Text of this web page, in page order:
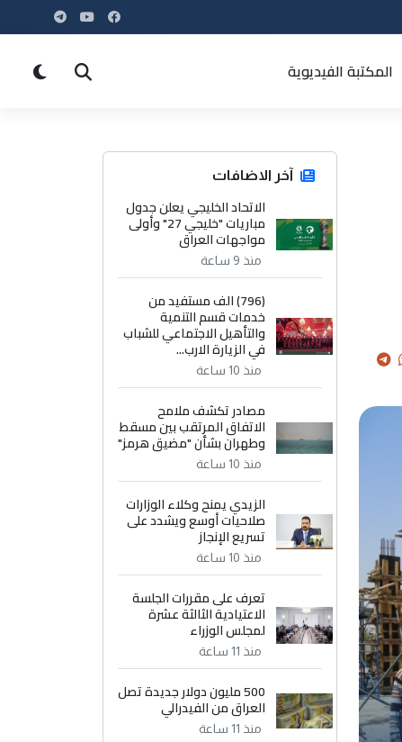
المكتبة الفيديوية
آخر الاضافات
الاتحاد الخليجي يعلن جدول
مباريات "خليجي 27" وأولى
مواجهات العراق
منذ 9 ساعة
(796) الف مستفيد من
خدمات قسم التنمية
والتأهيل الاجتماعي للشباب
في الزيارة الارب...
منذ 10 ساعة
مصادر تكشف ملامح
الاتفاق المرتقب بين مسقط
وطهران بشأن "مضيق هرمز"
منذ 10 ساعة
الزيدي يمنح وكلاء الوزارات
صلاحيات أوسع ويشدد على
تسريع الإنجاز
منذ 10 ساعة
تعرف على مقررات الجلسة
الاعتيادية الثالثة عشرة
لمجلس الوزراء
منذ 11 ساعة
500 مليون دولار جديدة تصل
العراق من الفيدرالي
منذ 11 ساعة